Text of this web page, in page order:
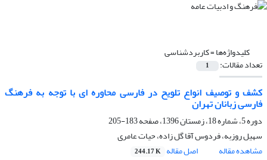
کلیدواژه‌ها =کاربردشناسی
تعداد مقالات: 1
کشف و توصیف انواع تلویح در فارسی محاوره ای با توجه به فرهنگ
فارسی زبانان تهران
دوره 5، شماره 18، زمستان 1396، صفحه
183-205
سهیل روزبه، فردوس آقا گل زاده، حیات عامری
مشاهده مقاله
اصل مقاله 244.17 K